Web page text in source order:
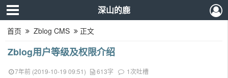
深山的鹿
首页 Zblog CMS 正文
Zblog用户等级及权限介绍
7年前 (2019-10-19 09:51) 613字 1次吐槽